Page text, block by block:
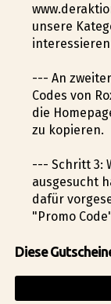
unsere
--- An
Codes von
die
zu kopieren.
--- Schritt 3:
ausgesucht
dafür
"Promo
Diese